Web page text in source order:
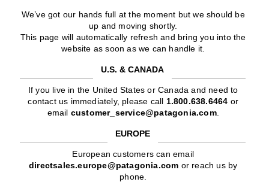
We’ve got our hands full at the moment but we should be
up and moving shortly.
This page will automatically refresh and bring you into the
website as soon as we can handle it.
U.S. & CANADA
If you live in the United States or Canada and need to
contact us immediately, please call 1.800.638.6464 or
email customer_service@patagonia.com.
EUROPE
European customers can email
directsales.europe@patagonia.com or reach us by
phone.